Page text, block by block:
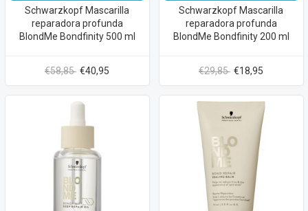
Schwarzkopf Mascarilla
reparadora profunda
BlondMe Bondfinity 500 ml
€58,85 €40,95
Schwarzkopf Mascarilla
reparadora profunda
BlondMe Bondfinity 200 ml
€29,85 €18,95